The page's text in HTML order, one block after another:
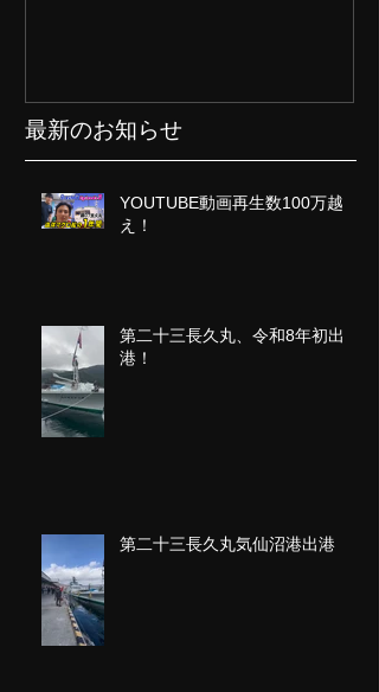
最新のお知らせ
YOUTUBE動画再生数100万越
え！
第二十三長久丸、令和8年初出
港！
第二十三長久丸気仙沼港出港